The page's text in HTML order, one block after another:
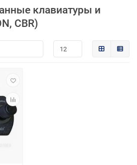
клавиатуры и
CBR)